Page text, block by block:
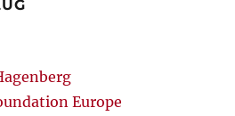
Europe